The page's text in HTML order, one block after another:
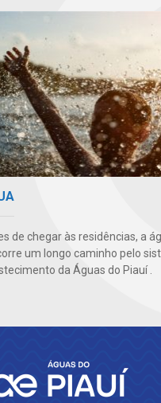
de chegar às residências, a
um longo caminho pelo
da Águas do Piauí .